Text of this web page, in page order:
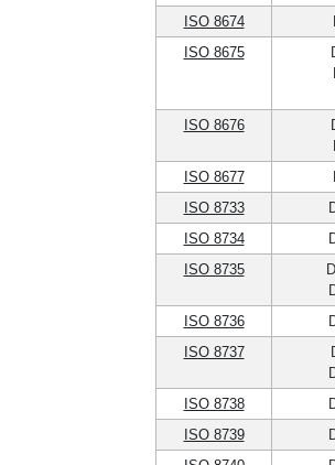
ISO 8674
ISO 8675
ISO 8676
ISO 8677
ISO 8733
ISO 8734
ISO 8735
ISO 8736
ISO 8737
ISO 8738
ISO 8739